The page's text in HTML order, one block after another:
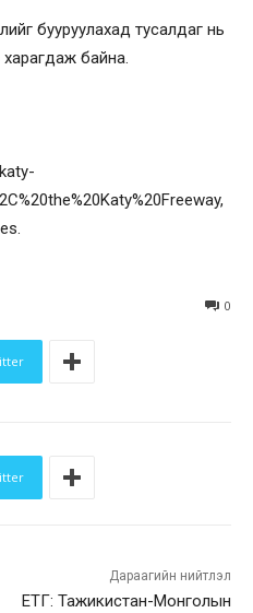
бууруулахад тусалдаг нь
байна.
0
Дараагийн нийтлэл
ЕТГ: Тажикистан-Монголын